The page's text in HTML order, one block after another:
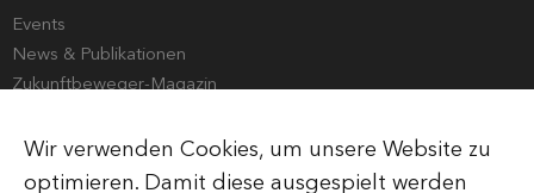
Events
News & Publikationen
Zukunftbeweger-Magazin
Mediencorner
Wir verwenden Cookies, um unsere Website zu
optimieren. Damit diese ausgespielt werden